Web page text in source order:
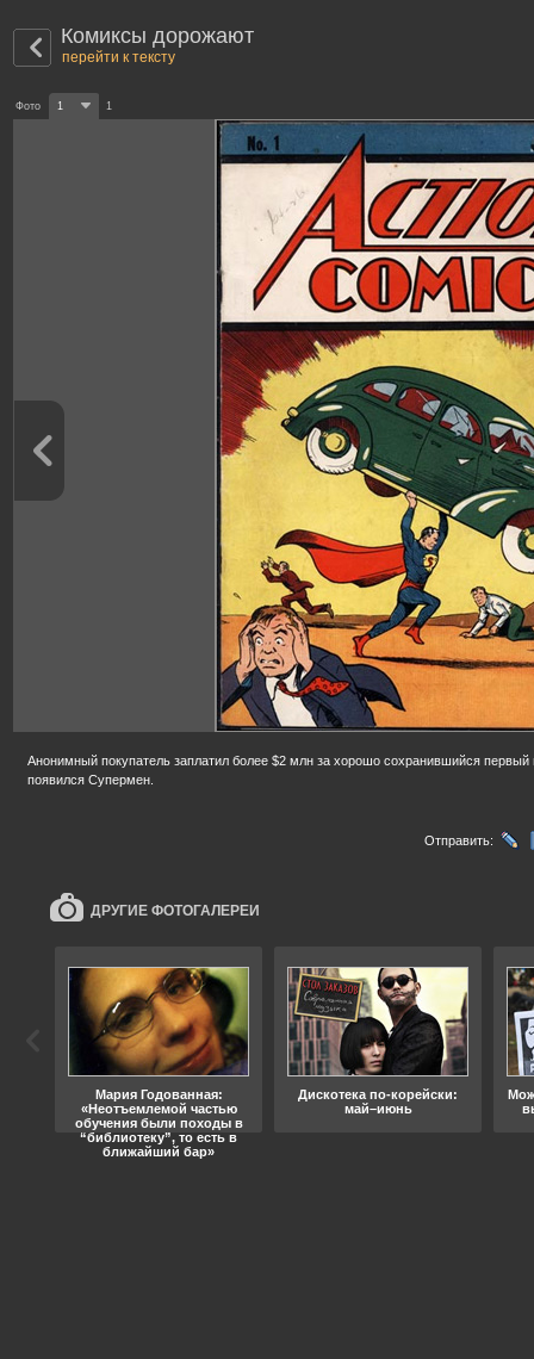
Комиксы дорожают
перейти к тексту
Фото 1 1
Анонимный покупатель заплатил более $2 млн за хорошо сохранившийся
появился Супермен.
Отправить:
ДРУГИЕ ФОТОГАЛЕРЕИ
Мария Годованная:
«Неотъемлемой частью
обучения были походы в
“библиотеку”, то есть в
ближайший бар»
Дискотека по-корейски:
май–июнь